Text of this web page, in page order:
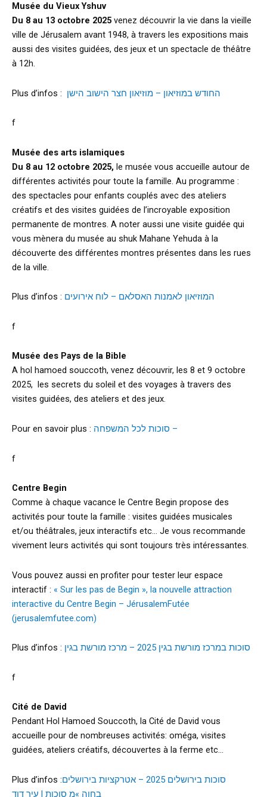
Musée du Vieux Yshuv
Du 8 au 13 octobre 2025 venez découvrir la vie dans la vieille
ville de Jérusalem avant 1948, à travers les expositions mais
aussi des visites guidées, des jeux et un spectacle de théâtre
à 12h.
Plus d’infos : החודש במוזיאון – מוזיאון חצר הישוב הישן
f
Musée des arts islamiques
Du 8 au 12 octobre 2025, le musée vous accueille autour de
différentes activités pour toute la famille. Au programme :
des spectacles pour enfants couplés avec des ateliers
créatifs et des visites guidées de l’incroyable exposition
permanente de montres. A noter aussi une visite guidée qui
vous mènera du musée au shuk Mahane Yehuda à la
découverte des différentes montres présentes dans les rues
de la ville.
Plus d’infos : המוזיאון לאמנות האסלאם – לוח אירועים
f
Musée des Pays de la Bible
A hol hamoed souccoth, venez découvrir, les 8 et 9 octobre
2025, les secrets du soleil et des voyages à travers des
visites guidées, des ateliers et des jeux.
Pour en savoir plus : סוכות לכל המשפחה –
f
Centre Begin
Comme à chaque vacance le Centre Begin propose des
activités pour toute la famille : visites guidées musicales
et/ou théâtrales, jeux interactifs etc… Je vous recommande
vivement leurs activités qui sont toujours très intéressantes.
Vous pouvez aussi en profiter pour tester leur espace
interactif : « Sur les pas de Begin », la nouvelle attraction
interactive du Centre Begin – JérusalemFutée
(jerusalemfutee.com)
Plus d’infos : סוכות במרכז מורשת בגין 2025 – מרכז מורשת בגין
f
Cité de David
Pendant Hol Hamoed Souccoth, la Cité de David vous
accueille pour de nombreuses activités: oméga, visites
guidées, ateliers créatifs, découvertes à la ferme etc…
Plus d’infos :סוכות בירושלים 2025 – אטרקציות בירושלים
בחוה »מ סוכות | עיר דוד